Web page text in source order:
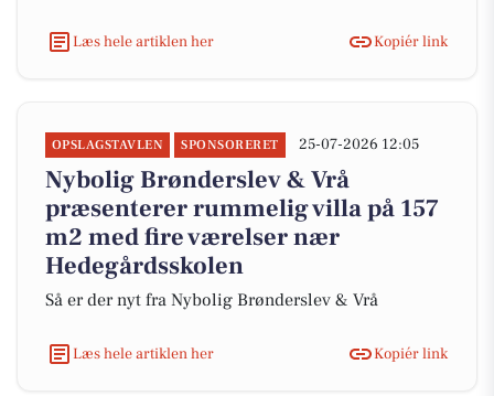
Læs hele artiklen her Kopiér link
OPSLAGSTAVLEN SPONSORERET 25-07-2026 12:05
Nybolig Brønderslev & Vrå
præsenterer rummelig villa på 157
m2 med fire værelser nær
Hedegårdsskolen
Så er der nyt fra Nybolig Brønderslev & Vrå
Læs hele artiklen her Kopiér link